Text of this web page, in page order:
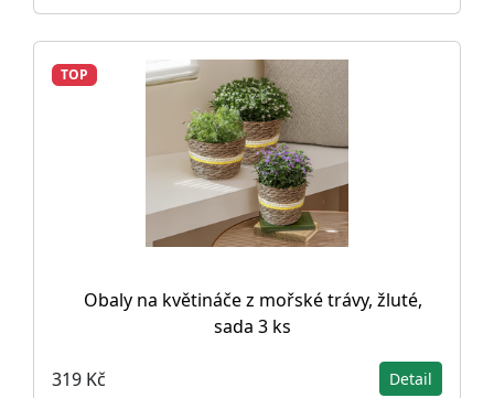
TOP
Obaly na květináče z mořské trávy, žluté,
sada 3 ks
319 Kč Detail